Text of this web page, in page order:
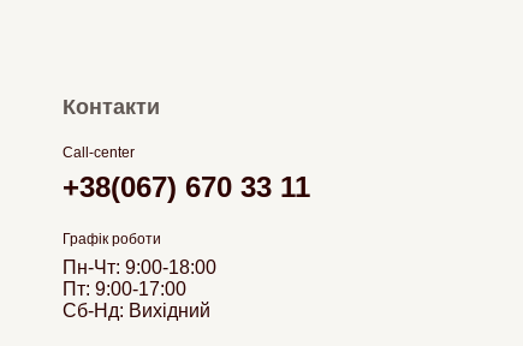
Контакти
Call-center
+38(067) 670 33 11
Графік роботи
Пн-Чт: 9:00-18:00
Пт: 9:00-17:00
Сб-Нд: Вихідний